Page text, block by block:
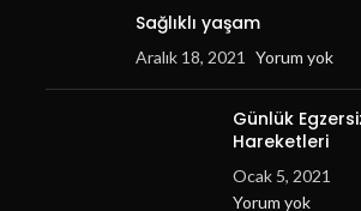
Sağlıklı yaşam
Aralık 18, 2021 Yorum yok
Günlük
Hareketleri
Ocak 5, 2021
Yorum yok